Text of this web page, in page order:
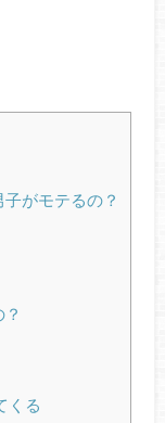
がモテるの？
くる